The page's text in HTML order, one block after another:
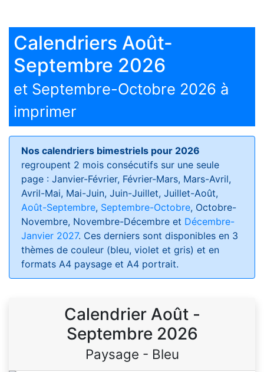
Calendriers Août-
Septembre 2026
et Septembre-Octobre 2026 à
imprimer
Nos calendriers bimestriels pour 2026
regroupent 2 mois consécutifs sur une seule
page : Janvier-Février, Février-Mars, Mars-Avril,
Avril-Mai, Mai-Juin, Juin-Juillet, Juillet-Août,
Août-Septembre, Septembre-Octobre, Octobre-
Novembre, Novembre-Décembre et Décembre-
Janvier 2027. Ces derniers sont disponibles en 3
thèmes de couleur (bleu, violet et gris) et en
formats A4 paysage et A4 portrait.
Calendrier Août -
Septembre 2026
Paysage - Bleu